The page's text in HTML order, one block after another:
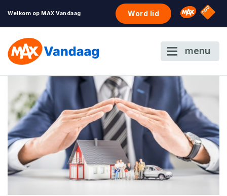
Welkom op MAX Vandaag Word lid Omroep
NPO
menu